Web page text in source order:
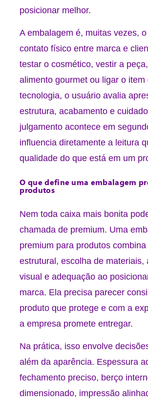
posicionar melhor.
A embalagem é, muitas vezes,
contato físico entre marca e
testar o cosmético, vestir a
alimento gourmet ou ligar o item
tecnologia, o usuário avalia
estrutura, acabamento e
julgamento acontece em
influencia diretamente a leitura
qualidade do que está em um
O que define uma embalagem
produtos
Nem toda caixa mais bonita
chamada de premium. Uma
premium para produtos
estrutural, escolha de materiais,
visual e adequação ao
marca. Ela precisa parecer
produto que protege e com a
a empresa promete entregar.
Na prática, isso envolve
além da aparência. Espessura
fechamento preciso, berço
dimensionado, impressão